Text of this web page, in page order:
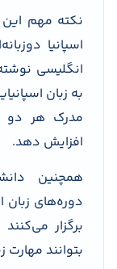
نکته مهم
اسپانیا
انگلیسی
به زبان
مدرک هر دو
افزایش دهد.
همچنین
دوره‌های زبان
برگزار
بتوانند مهارت